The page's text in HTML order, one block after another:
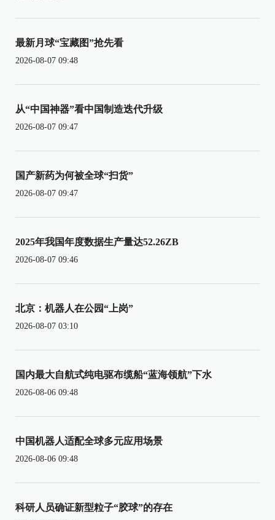
最新月球“宝藏图”抢先看
2026-08-07 09:48
从“中国神器”看中国制造迭代升级
2026-08-07 09:47
国产新药为何被全球“扫货”
2026-08-07 09:47
2025年我国年度数据生产量达52.26ZB
2026-08-07 09:46
北京：机器人在公园“上岗”
2026-08-07 03:10
国内最大自航式纯电驱布缆船“蓝海领航”下水
2026-08-06 09:48
中国机器人适配全球多元应用场景
2026-08-06 09:48
科研人员确证新型粒子“胶球”的存在